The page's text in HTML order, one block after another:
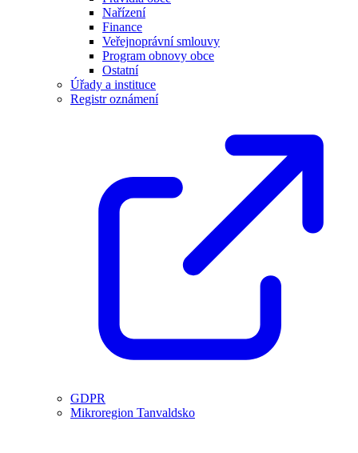
Nařízení
Finance
Veřejnoprávní smlouvy
Program obnovy obce
Ostatní
Úřady a instituce
Registr oznámení
GDPR
Mikroregion Tanvaldsko